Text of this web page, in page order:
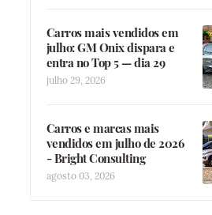
Carros mais vendidos em
julho: GM Onix dispara e
entra no Top 5 — dia 29
julho 29, 2026
Carros e marcas mais
vendidos em julho de 2026
- Bright Consulting
agosto 03, 2026